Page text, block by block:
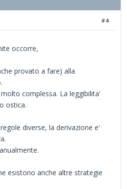
#4
occorre,
provato a fare) alla
complessa. La leggibilita'
ostica.
diverse, la derivazione e'
esistono anche altre strategie